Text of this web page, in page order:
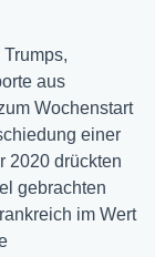
aus
Wochenstart
einer
2020 drückten
gebrachten
im Wert